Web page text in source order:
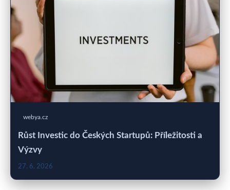
webya.cz
Růst Investic do Českých Startupů: Příležitosti a
Výzvy
27. 6. 2026